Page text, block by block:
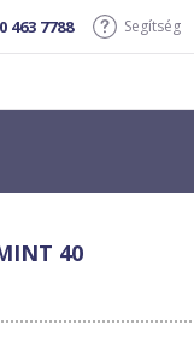
463 7788 Segítség
40